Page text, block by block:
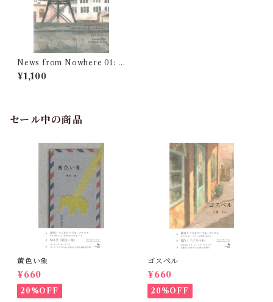
News from Nowhere 01: L
oser's Paradise in Brookly
n
¥1,100
セール中の商品
黄色い象
¥660
20%OFF
ゴスペル
¥660
20%OFF